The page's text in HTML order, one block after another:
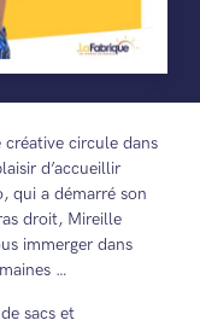
créative circule dans
d’accueillir
qui a démarré son
droit, Mireille
immerger dans
…
sacs et